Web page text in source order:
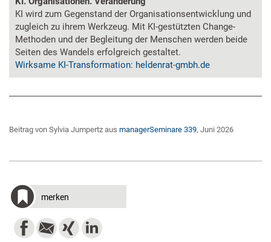
KI wird zum Gegenstand der Organisationsentwicklung und
zugleich zu ihrem Werkzeug. Mit KI-gestützten Change-
Methoden und der Begleitung der Menschen werden beide
Seiten des Wandels erfolgreich gestaltet.
Wirksame KI-Transformation: heldenrat-gmbh.de
Beitrag von Sylvia Jumpertz aus managerSeminare 339, Juni 2026
merken